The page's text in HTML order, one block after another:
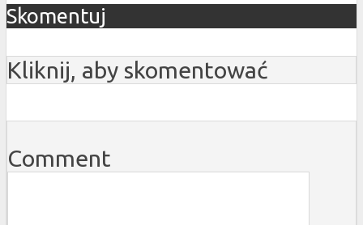
Skomentuj
Kliknij, aby skomentować
Comment